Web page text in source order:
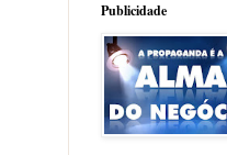
Publicidade